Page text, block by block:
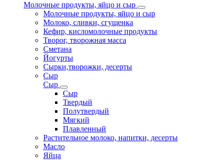
Молочные продукты, яйцо и сыр
Молочные продукты, яйцо и сыр
Молоко, сливки, сгущенка
Кефир, кисломолочные продукты
Творог, творожная масса
Сметана
Йогурты
Сырки,творожки, десерты
Сыр
Сыр
Сыр
Твердый
Полутвердый
Мягкий
Плавленный
Растительное молоко, напитки, десерты
Масло
Яйца